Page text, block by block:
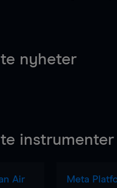
nyheter
instrumenter
Air
Meta